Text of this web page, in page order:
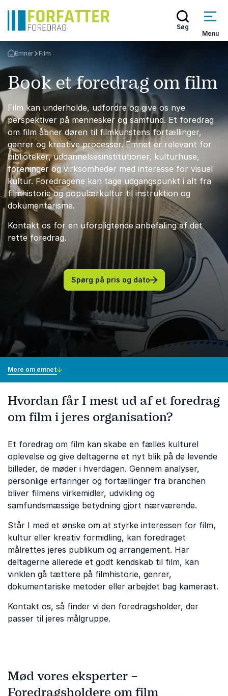
Søg
Menu
Tilbage til forsiden
Emner Film
Book et foredrag om film
Film kan underholde, udfordre og give os nye
perspektiver på mennesker og samfund. Et foredrag
om film åbner døren til filmkunstens fortællinger,
genrer og kreative processer. Emnet er relevant for
biblioteker, uddannelsesinstitutioner, kulturhuse,
foreninger og virksomheder med interesse for visuel
kultur. Foredragene kan tage udgangspunkt i alt fra
filmhistorie og populærkultur til instruktion og
dokumentarisme.
Kontakt os for en uforpligtende anbefaling af det
rette foredrag.
Spørg på pris og dato
Mere om emnet
Hvordan får I mest ud af et foredrag
om film i jeres organisation?
Et foredrag om film kan skabe en fælles kulturel
oplevelse og give deltagerne et nyt blik på de levende
billeder, de møder i hverdagen. Gennem analyser,
personlige erfaringer og fortællinger fra branchen
bliver filmens virkemidler, udvikling og
samfundsmæssige betydning gjort nærværende.
Står I med et ønske om at styrke interessen for film,
kultur eller kreativ formidling, kan foredraget
målrettes jeres publikum og arrangement. Har
deltagerne allerede et godt kendskab til film, kan
vinklen gå tættere på filmhistorie, genrer,
dokumentariske metoder eller arbejdet bag kameraet.
Kontakt os, så finder vi den foredragsholder, der
passer til jeres målgruppe.
Mød vores eksperter –
Foredragsholdere om film